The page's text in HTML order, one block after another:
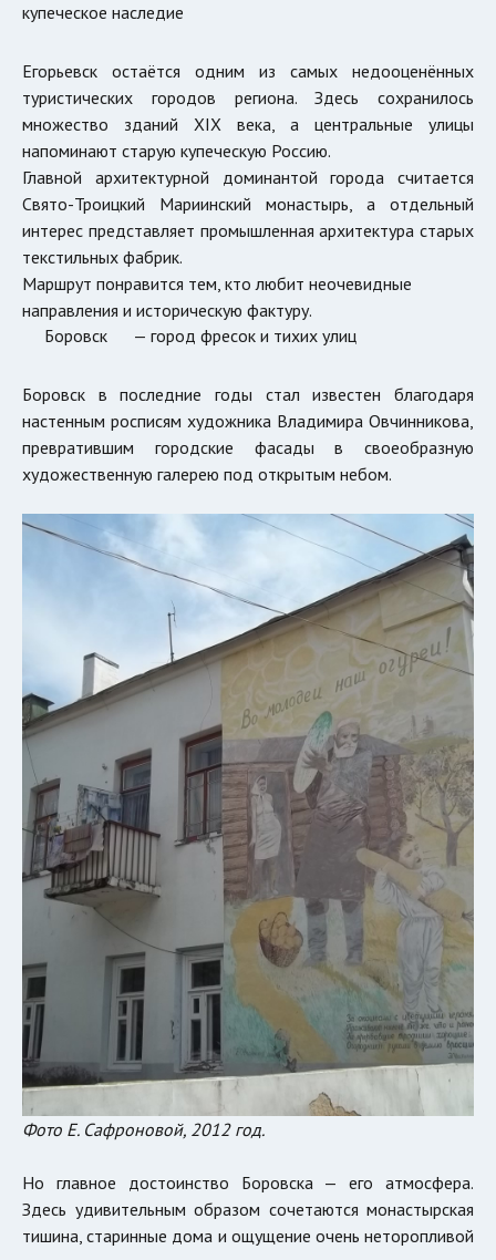
купеческое наследие
Егорьевск остаётся одним из самых недооценённых
туристических городов региона. Здесь сохранилось
множество зданий XIX века, а центральные улицы
напоминают старую купеческую Россию.
Главной архитектурной доминантой города считается
Свято-Троицкий Мариинский монастырь, а отдельный
интерес представляет промышленная архитектура старых
текстильных фабрик.
Маршрут понравится тем, кто любит неочевидные
направления и историческую фактуру.
Боровск
— город фресок и тихих улиц
Боровск в последние годы стал известен благодаря
настенным росписям художника Владимира Овчинникова,
превратившим городские фасады в своеобразную
художественную галерею под открытым небом.
Фото Е. Сафроновой, 2012 год.
Но главное достоинство Боровска — его атмосфера.
Здесь удивительным образом сочетаются монастырская
тишина, старинные дома и ощущение очень неторопливой